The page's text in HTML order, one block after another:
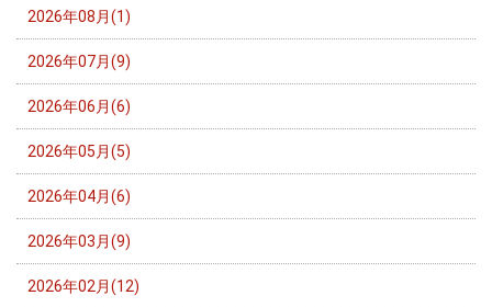
2026年08月(1)
2026年07月(9)
2026年06月(6)
2026年05月(5)
2026年04月(6)
2026年03月(9)
2026年02月(12)